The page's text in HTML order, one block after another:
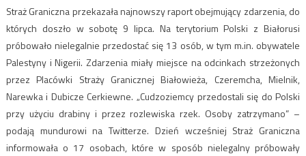
Straż Graniczna przekazała najnowszy raport obejmujący zdarzenia, do
których doszło w sobotę 9 lipca. Na terytorium Polski z Białorusi
próbowało nielegalnie przedostać się 13 osób, w tym m.in. obywatele
Palestyny i Nigerii. Zdarzenia miały miejsce na odcinkach strzeżonych
przez Placówki Straży Granicznej Białowieża, Czeremcha, Mielnik,
Narewka i Dubicze Cerkiewne. „Cudzoziemcy przedostali się do Polski
przy użyciu drabiny i przez rozlewiska rzek. Osoby zatrzymano” –
podają mundurowi na Twitterze. Dzień wcześniej Straż Graniczna
informowała o 17 osobach, które w sposób nielegalny próbowały